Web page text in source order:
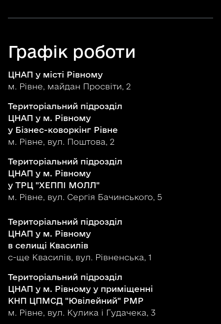
Графік роботи
ЦНАП у місті Рівному
м. Рівне, майдан Просвіти, 2
Територіальний підрозділ
ЦНАП у м. Рівному
у Бізнес-коворкінг Рівне
м. Рівне, вул. Поштова, 2
Територіальний підрозділ
ЦНАП у м. Рівному
у ТРЦ "ХЕППІ МОЛЛ"
м. Рівне, вул. Сергія Бачинського, 5
Територіальний підрозділ
ЦНАП у м. Рівному
в селищі Квасилів
с-ще Квасилів, вул. Рівненська, 1
Територіальний підрозділ
ЦНАП у м. Рівному у приміщенні
КНП ЦПМСД "Ювілейний" РМР
м. Рівне, вул. Кулика і Гудачека, 3